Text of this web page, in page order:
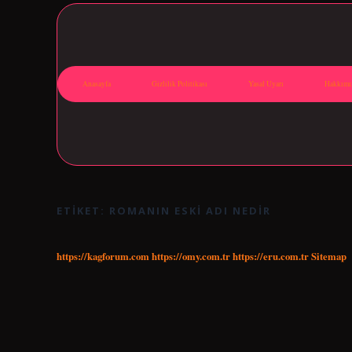
Anasayfa Gizlilik Politikası Yasal Uyarı
ETIKET: ROMANIN ESKI ADI NEDIR
https://kagforum.comhttps://omy.com.trhttps://eru.com.trSitemap